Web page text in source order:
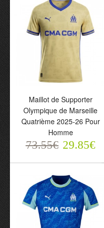
Maillot de Supporter
Olympique de Marseille
Aubameyang 17
Extérieur 2026-27 Pour
73.55€ 29.85€
Maillot de Supporter
Olympique de Marseille
Quatrième 2025-26 Pour
Homme
73.55€ 29.85€